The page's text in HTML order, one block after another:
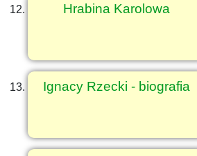
Hrabina Karolowa
Ignacy Rzecki - biografia